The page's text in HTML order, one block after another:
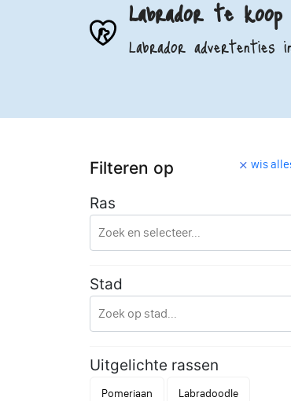
Labrador te koop
Labrador advertenties
Filteren op wis
Ras
Stad
Uitgelichte rassen
Pomeriaan Labradoodle